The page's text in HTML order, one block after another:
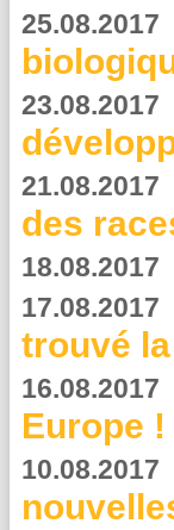
25.08.2017
23.08.2017
21.08.2017
des
18.08.2017
17.08.2017
trouvé
16.08.2017
Europe !
10.08.2017